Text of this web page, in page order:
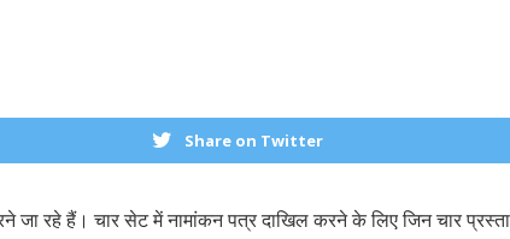
Share on Twitter
जा रहे हैं। चार सेट में नामांकन पत्र दाखिल करने के लिए जिन चार